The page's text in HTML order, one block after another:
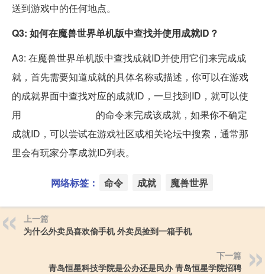
送到游戏中的任何地点。
Q3: 如何在魔兽世界单机版中查找并使用成就ID？
A3: 在魔兽世界单机版中查找成就ID并使用它们来完成成
就，首先需要知道成就的具体名称或描述，你可以在游戏
的成就界面中查找对应的成就ID，一旦找到ID，就可以使
用
的命令来完成该成就，如果你不确定
成就ID，可以尝试在游戏社区或相关论坛中搜索，通常那
里会有玩家分享成就ID列表。
网络标签： 命令 成就 魔兽世界
上一篇
为什么外卖员喜欢偷手机 外卖员捡到一箱手机
下一篇
青岛恒星科技学院是公办还是民办 青岛恒星学院招聘